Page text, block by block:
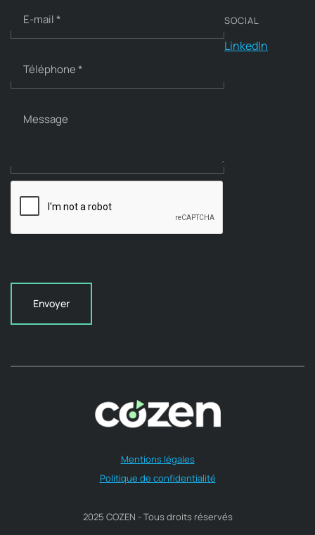
E-mail*
Téléphone*
Message
Envoyer
SOCIAL
LinkedIn
Mentions légales
Politique de confidentialité
2025 COZEN - Tous droits réservés